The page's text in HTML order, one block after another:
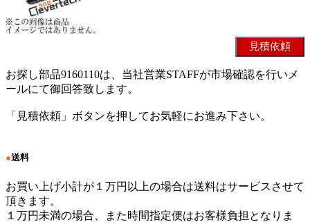
お探し部品9160110は、当社営業STAFFが市場確認を行いメ
ールにて御回答致します。
「見積依頼」ボタンを押してお気軽にお進み下さい。
●送料
お買い上げ小計が１万円以上の場合は送料はサービスさせて
頂きます。
１万円未満の場合、また時間指定便はお客様負担となりま